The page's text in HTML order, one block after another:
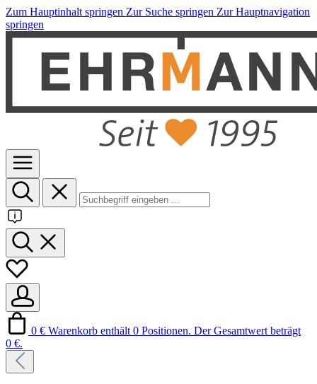
Zum Hauptinhalt springen Zur Suche springen Zur Hauptnavigation
springen
0 € Warenkorb enthält 0 Positionen. Der Gesamtwert beträgt
0 €.